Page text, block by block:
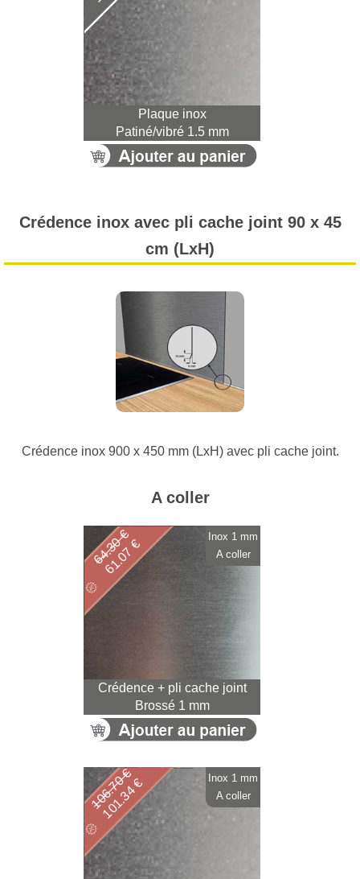
Plaque inox
Patiné/vibré 1.5 mm
Crédence inox avec pli cache joint 90 x 45
cm (LxH)
Crédence inox 900 x 450 mm (LxH) avec pli cache joint.
A coller
Crédence + pli cache joint
Brossé 1 mm
61.07 €
64.30 €
Inox 1 mm
A coller
101.34 €
106.70 €
Inox 1 mm
A coller